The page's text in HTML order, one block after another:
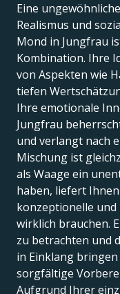
Eine
Realismus und
Mond in Jungfrau
Kombination. Ihre
von Aspekten wie
tiefen
Ihre emotionale
Jungfrau
und verlangt nach
Mischung ist
als Waage ein
haben, liefert
konzeptionelle und
wirklich brauchen.
zu betrachten und
in Einklang bringen
sorgfältige
Aufgrund Ihrer